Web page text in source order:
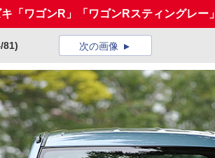
「ワゴンR」「ワゴンRスティングレー」
81) 次の画像